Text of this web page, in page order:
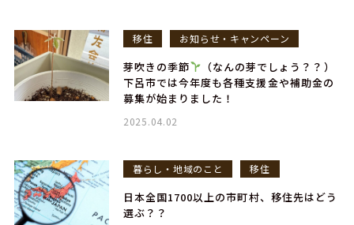
移住 お知らせ・キャンペーン
芽吹きの季節
（なんの芽でしょう？？）
下呂市では今年度も各種支援金や補助金の
募集が始まりました！
2025.04.02
暮らし・地域のこと 移住
日本全国1700以上の市町村、移住先はどう
選ぶ？？